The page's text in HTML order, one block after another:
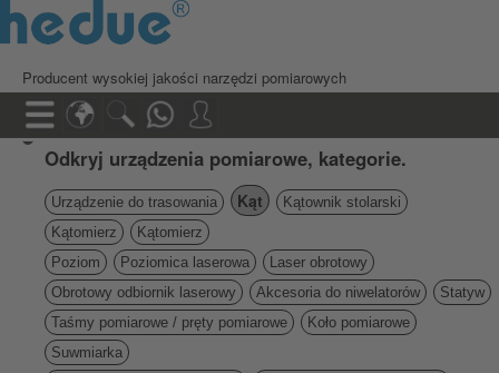
Producent wysokiej jakości narzędzi pomiarowych
Odkryj urządzenia pomiarowe, kategorie.
Urządzenie do trasowania Kąt
Kątownik stolarski
Kątomierz
Kątomierz
Poziom
Poziomica laserowa
Laser obrotowy
Obrotowy odbiornik laserowy
Akcesoria do niwelatorów
Statyw
Taśmy pomiarowe / pręty pomiarowe
Koło pomiarowe
Suwmiarka